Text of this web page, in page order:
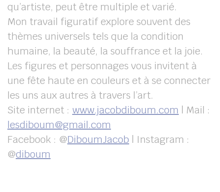
qu’artiste, peut être multiple et varié.
Mon travail figuratif explore souvent des
thèmes universels tels que la condition
humaine, la beauté, la souffrance et la joie.
Les figures et personnages vous invitent à
une fête haute en couleurs et à se connecter
les uns aux autres à travers l’art.
Site internet : www.jacobdiboum.com | Mail :
lesdiboum@gmail.com
Facebook : @DiboumJacob | Instagram :
@diboum